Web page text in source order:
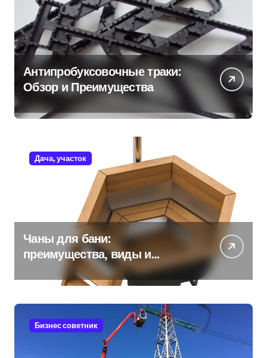
Антипробуксовочные траки:
Обзор и Преимущества
Дача, участок
Чаны для бани:
преимущества, виды и
особенности использования
Бизнес советник